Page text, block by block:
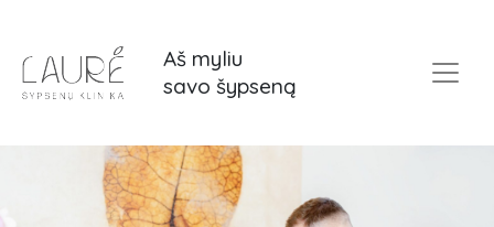
Aš myliu
savo šypseną